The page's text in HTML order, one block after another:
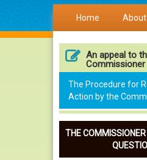
Home
An appeal to
Commissioner
The Procedure for
Action by the
THE